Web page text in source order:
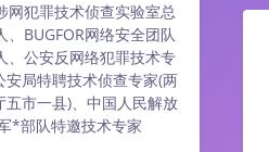
网犯罪技术侦查实验室总
、BUGFOR网络安全团队
、公安反网络犯罪技术专
安局特聘技术侦查专家(两
五市一县)、中国人民解放
*部队特邀技术专家